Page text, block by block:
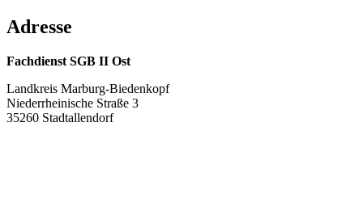
Adresse
Fachdienst SGB II Ost
Landkreis Marburg-Biedenkopf
Niederrheinische Straße 3
35260 Stadtallendorf